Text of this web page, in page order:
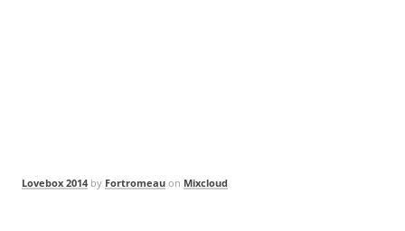
Lovebox 2014 by Fortromeau on Mixcloud